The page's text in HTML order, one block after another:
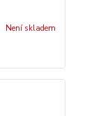
Není skladem